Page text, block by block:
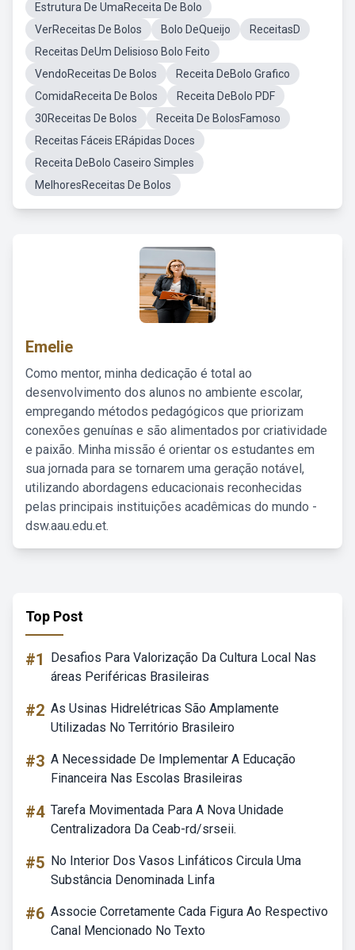
Estrutura De UmaReceita De Bolo
VerReceitas De Bolos
Bolo DeQueijo
ReceitasD
Receitas DeUm Delisioso Bolo Feito
VendoReceitas De Bolos
Receita DeBolo Grafico
ComidaReceita De Bolos
Receita DeBolo PDF
30Receitas De Bolos
Receita De BolosFamoso
Receitas Fáceis ERápidas Doces
Receita DeBolo Caseiro Simples
MelhoresReceitas De Bolos
Emelie
Como mentor, minha dedicação é total ao
desenvolvimento dos alunos no ambiente escolar,
empregando métodos pedagógicos que priorizam
conexões genuínas e são alimentados por criatividade
e paixão. Minha missão é orientar os estudantes em
sua jornada para se tornarem uma geração notável,
utilizando abordagens educacionais reconhecidas
pelas principais instituições acadêmicas do mundo -
dsw.aau.edu.et.
Top Post
#1
Desafios Para Valorização Da Cultura Local Nas
áreas Periféricas Brasileiras
#2 As Usinas Hidrelétricas São Amplamente
Utilizadas No Território Brasileiro
#3 A Necessidade De Implementar A Educação
Financeira Nas Escolas Brasileiras
#4 Tarefa Movimentada Para A Nova Unidade
Centralizadora Da Ceab-rd/srseii.
#5 No Interior Dos Vasos Linfáticos Circula Uma
Substância Denominada Linfa
#6 Associe Corretamente Cada Figura Ao Respectivo
Canal Mencionado No Texto